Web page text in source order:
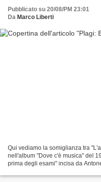
Pubblicato su 20/08/PM 23:01
Da Marco Liberti
Qui vediamo la somiglianza tra
nell'album "Dove c'è musica" del
prima degli esami" incisa da